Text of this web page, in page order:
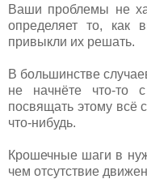
Ваши проблемы не
определяет то, как
привыкли их решать.
В большинстве
не начнёте что-то
посвящать этому всё
что-нибудь.
Крошечные шаги в
чем отсутствие